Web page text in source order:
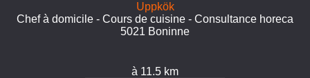
Uppkök
Chef à domicile - Cours de cuisine - Consultance horeca
5021 Boninne
à 11.5 km